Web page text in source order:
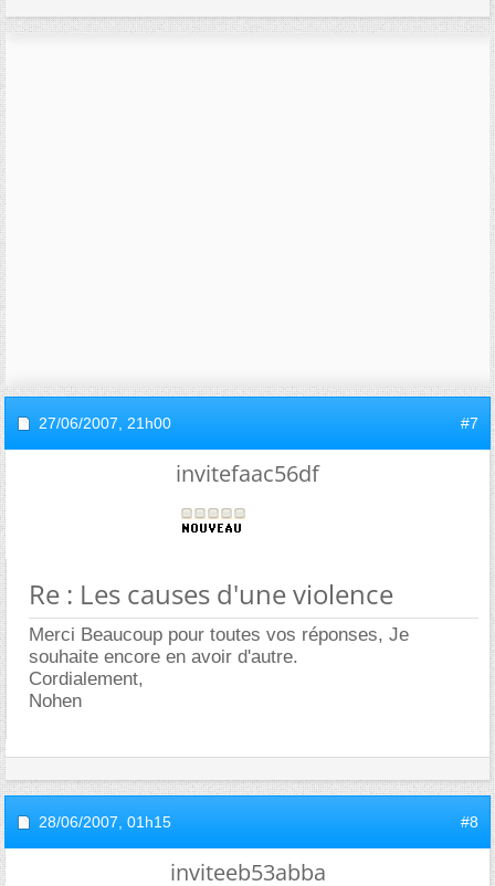
27/06/2007, 21h00 #7
invitefaac56df
Re : Les causes d'une violence
Merci Beaucoup pour toutes vos réponses, Je
souhaite encore en avoir d'autre.
Cordialement,
Nohen
28/06/2007, 01h15 #8
inviteeb53abba